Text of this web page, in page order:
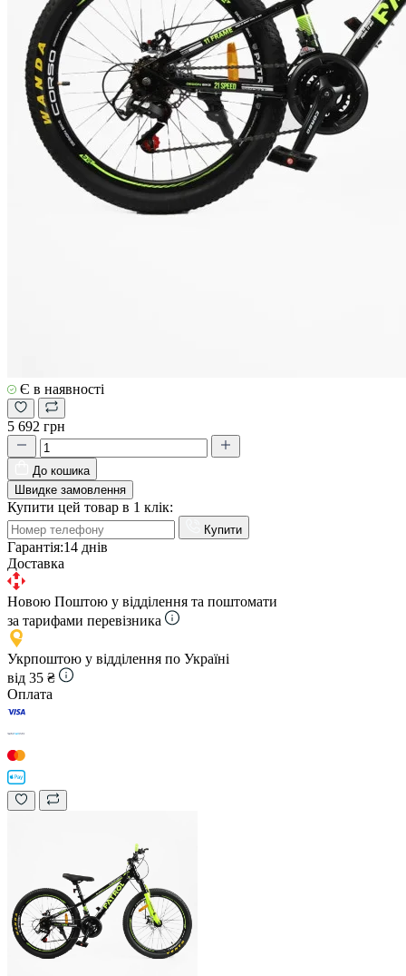
Є в наявності
5 692 грн
До кошика
Швидке замовлення
Купити цей товар в 1 клік:
Купити
Гарантія:14 днів
Доставка
Новою Поштою у відділення та поштомати
за тарифами перевізника
Укрпоштою у відділення по Україні
від 35 ₴
Оплата